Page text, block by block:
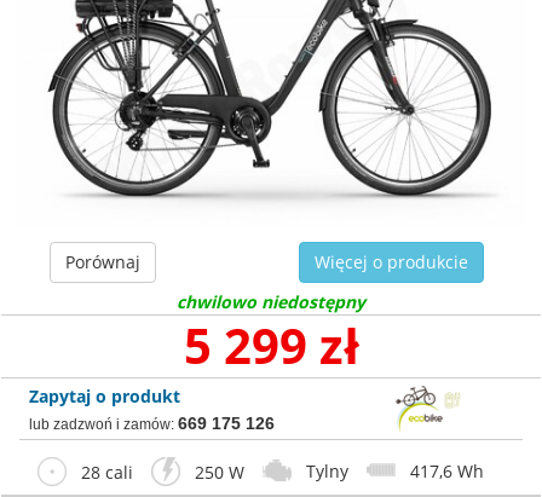
Porównaj
Więcej o produkcie
chwilowo niedostępny
5 299 zł
Zapytaj o produkt
lub zadzwoń i zamów: 669 175 126
28 cali 250 W Tylny 417,6 Wh